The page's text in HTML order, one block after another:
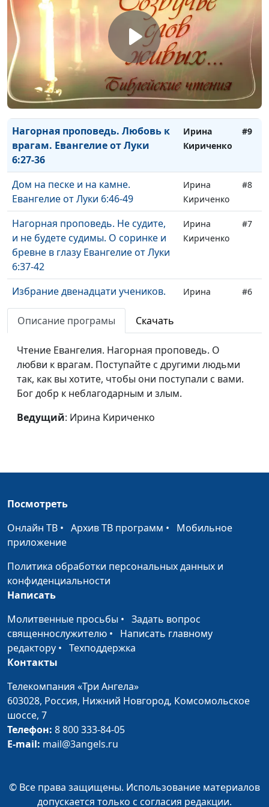
на ноги Христа. Евангелие от
Луки 7:36-50
Кириченко
Воскрешение сына вдовы.
Евангелие от Луки 7:11-17
Ирина
Кириченко
Исцеление слуги центуриона.
Евангелие от Луки 7:1-10
Ирина
Кириченко
#10
Нагорная проповедь. Любовь к
врагам. Евангелие от Луки
6:27-36
Ирина
Кириченко
#9
Дом на песке и на камне.
Евангелие от Луки 6:46-49
Ирина
Кириченко
#8
Нагорная проповедь. Не судите,
и не будете судимы. О соринке и
бревне в глазу Евангелие от Луки
6:37-42
Ирина
Кириченко
#7
Избрание двенадцати учеников.
Исцеление тех, кто прикоснулся
ко Христу. Евангелие от Луки 6:12-
Ирина
#6
Притча о десяти девах. Десять
дев вышли встречать жениха.
Евангелие от Матфея 25:1-13
Ирина
Кириченко
Притча о работниках в
винограднике. Всем заплатили
13:24-35
Притча о сеятеле.Про зерна в
разной почве Евангелие от
Матфея 13:1-9
Ирина
Нагорная проповедь. Заповеди
блаженств Евангелие от Матфея
5:1-12
Описание програмы Скачать
Чтение Евангелия. Нагорная проповедь. О
любви к врагам. Поступайте с другими людьми
так, как вы хотите, чтобы они поступали с вами.
Бог добр к неблагодарным и злым.
Ведущий: Ирина Кириченко
Посмотреть
Онлайн ТВ • Архив ТВ программ • Мобильное
приложение
Политика обработки персональных данных и
конфиденциальности
Написать
Молитвенные просьбы • Задать вопрос
священнослужителю • Написать главному
редактору • Техподдержка
Контакты
Телекомпания «Три Ангела»
603028, Россия, Нижний Новгород, Комсомольское
шоссе, 7
Телефон: 8 800 333-84-05
E-mail: mail@3angels.ru
© Все права защищены. Использование материалов
допускается только с согласия редакции.